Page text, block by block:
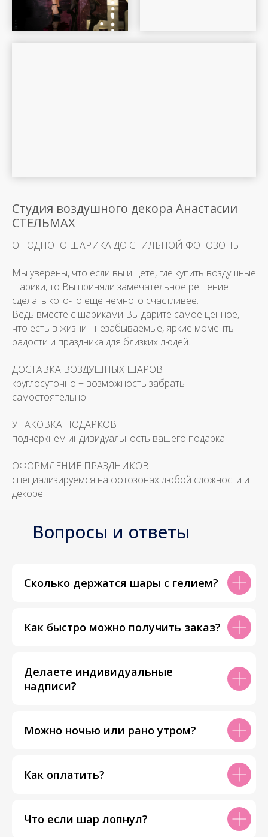
Шар Удачи на карте Москвы — Яндекс Карты
Студия воздушного декора Анастасии
СТЕЛЬМАХ
ОТ ОДНОГО ШАРИКА ДО СТИЛЬНОЙ ФОТОЗОНЫ
Мы уверены, что если вы ищете, где купить воздушные
шарики, то Вы приняли замечательное решение
сделать кого-то еще немного счастливее.
Ведь вместе с шариками Вы дарите самое ценное,
что есть в жизни - незабываемые, яркие моменты
радости и праздника для близких людей.
ДОСТАВКА ВОЗДУШНЫХ ШАРОВ
круглосуточно + возможность забрать
самостоятельно
УПАКОВКА ПОДАРКОВ
подчеркнем индивидуальность вашего подарка
ОФОРМЛЕНИЕ ПРАЗДНИКОВ
специализируемся на фотозонах любой сложности и
декоре
Вопросы и ответы
Сколько держатся шары с гелием?
Как быстро можно получить заказ?
Делаете индивидуальные
надписи?
Можно ночью или рано утром?
Как оплатить?
Что если шар лопнул?